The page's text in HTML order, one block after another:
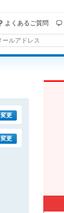
よくあるご質問
変更
変更